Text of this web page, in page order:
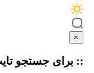
جستجوتایپ